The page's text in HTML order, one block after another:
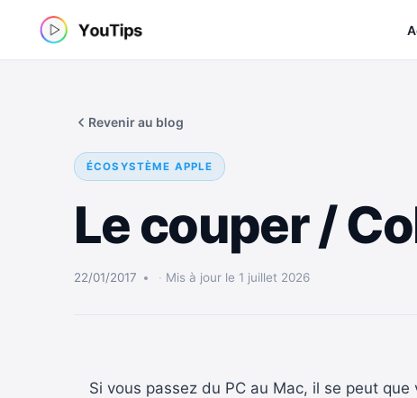
Revenir au blog
ÉCOSYSTÈME APPLE
Le couper /
22/01/2017 Mis à jour le 1 juillet 2026
Si vous passez du PC au Mac, il se peut